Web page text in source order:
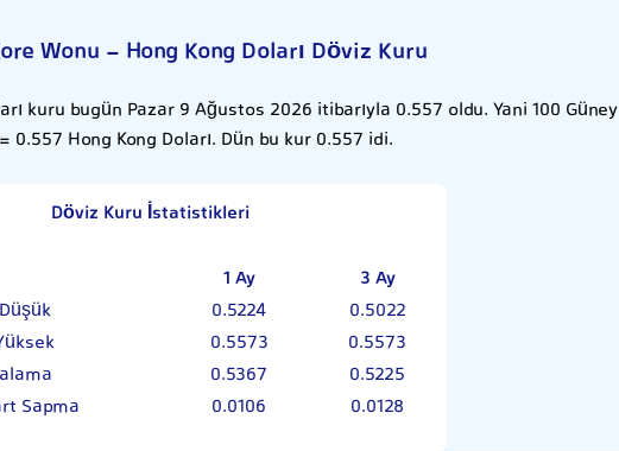
Wonu - Hong Kong Doları Döviz Kuru
kuru bugün Pazar 9 Ağustos 2026 itibarıyla 0.557 oldu. Yani 100 Güney
0.557 Hong Kong Doları. Dün bu kur 0.557 idi.
Döviz Kuru İstatistikleri
1 Ay
3 Ay
0.5224
0.5022
0.5573
0.5573
0.5367
0.5225
Sapma
0.0106 0.0128